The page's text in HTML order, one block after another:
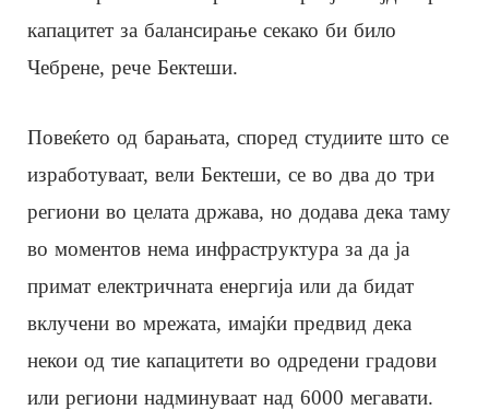
капацитет за балансирање секако би било
Чебрене, рече Бектеши.
Повеќето од барањата, според студиите што се
изработуваат, вели Бектеши, се во два до три
региони во целата држава, но додава дека таму
во моментов нема инфраструктура за да ја
примат електричната енергија или да бидат
вклучени во мрежата, имајќи предвид дека
некои од тие капацитети во одредени градови
или региони надминуваат над 6000 мегавати.